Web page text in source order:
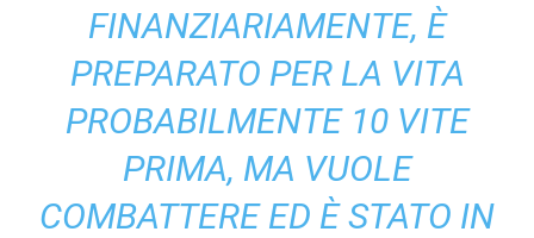
FINANZIARIAMENTE, È
PREPARATO PER LA VITA
PROBABILMENTE 10 VITE
PRIMA, MA VUOLE
COMBATTERE ED È STATO IN